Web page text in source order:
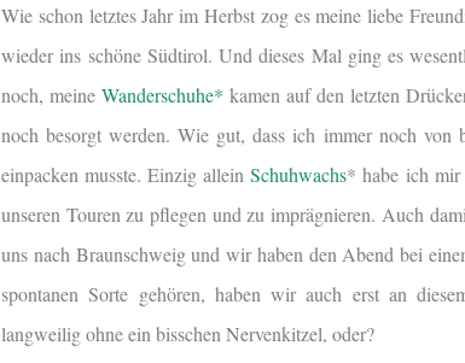
Wie schon letztes Jahr im Herbst zog es meine liebe
wieder ins schöne Südtirol. Und dieses Mal ging es
noch, meineWanderschuhe* kamen auf den letzten
noch besorgt werden. Wie gut, dass ich immer noch
einpacken musste. Einzig alleinSchuhwachs* habe ich mir
unseren Touren zu pflegen und zu imprägnieren. Auch
uns nach Braunschweig und wir haben den Abend bei
spontanen Sorte gehören, haben wir auch erst an
langweilig ohne ein bisschen Nervenkitzel, oder?